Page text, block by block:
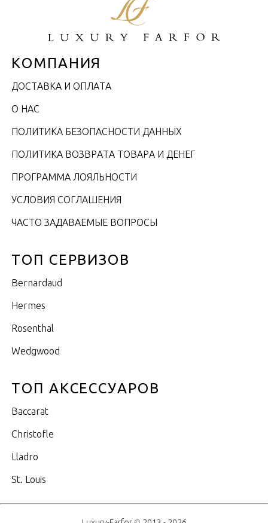
КОМПАНИЯ
ДОСТАВКА И ОПЛАТА
О НАС
ПОЛИТИКА БЕЗОПАСНОСТИ ДАННЫХ
ПОЛИТИКА ВОЗВРАТА ТОВАРА И ДЕНЕГ
ПРОГРАММА ЛОЯЛЬНОСТИ
УСЛОВИЯ СОГЛАШЕНИЯ
ЧАСТО ЗАДАВАЕМЫЕ ВОПРОСЫ
ТОП СЕРВИЗОВ
Bernardaud
Hermes
Rosenthal
Wedgwood
ТОП АКСЕССУАРОВ
Baccarat
Christofle
Lladro
St. Louis